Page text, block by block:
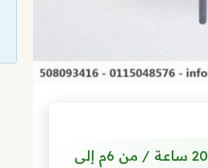
5 أيام / 20 ساعة / من 6م إلى